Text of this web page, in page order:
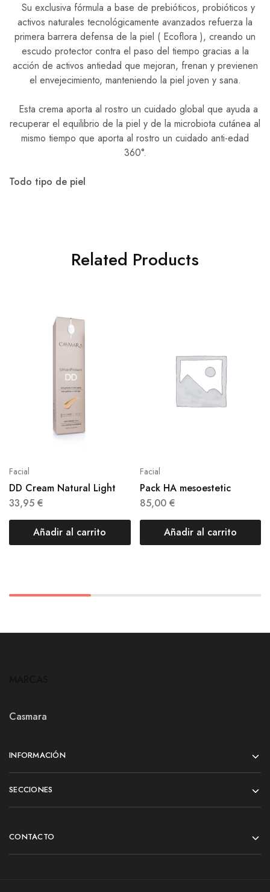
Su exclusiva fórmula a base de prebióticos, probióticos y
activos naturales tecnológicamente avanzados refuerza la
primera barrera defensa de la piel ( Ecoflora ), creando un
escudo protector contra el paso del tiempo gracias a la
acción de activos antiedad que mejoran, frenan y previenen
el envejecimiento, manteniendo la piel joven y sana.
Esta crema aporta al rostro un cuidado global que ayuda a
recuperar el equilibrio de la piel y de la microbiota cutánea al
mismo tiempo que aporta al rostro un cuidado anti-edad
360°.
Todo tipo de piel
Related Products
Facial
DD Cream Natural Light
33,95 €
Añadir al carrito
Facial
Pack HA mesoestetic
85,00 €
Añadir al carrito
Casmara
INFORMACIÓN
SECCIONES
CONTACTO